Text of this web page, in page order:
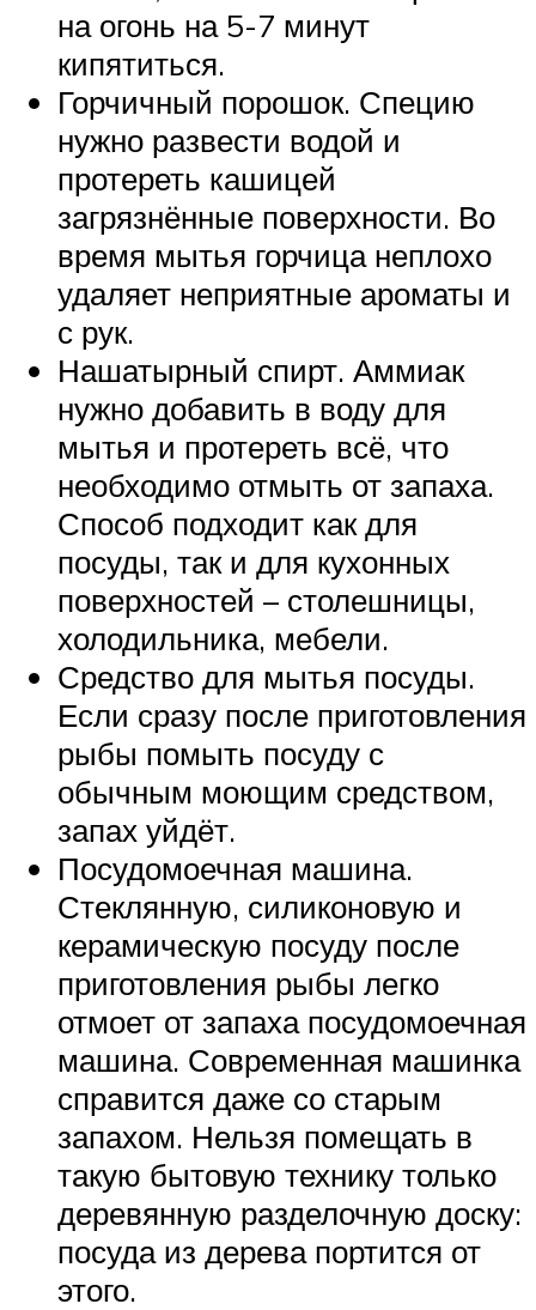
на огонь на 5-7 минут
кипятиться.
Горчичный порошок. Специю
нужно развести водой и
протереть кашицей
загрязнённые поверхности. Во
время мытья горчица неплохо
удаляет неприятные ароматы и
с рук.
Нашатырный спирт. Аммиак
нужно добавить в воду для
мытья и протереть всё, что
необходимо отмыть от запаха.
Способ подходит как для
посуды, так и для кухонных
поверхностей – столешницы,
холодильника, мебели.
Средство для мытья посуды.
Если сразу после приготовления
рыбы помыть посуду с
обычным моющим средством,
запах уйдёт.
Посудомоечная машина.
Стеклянную, силиконовую и
керамическую посуду после
приготовления рыбы легко
отмоет от запаха посудомоечная
машина. Современная машинка
справится даже со старым
запахом. Нельзя помещать в
такую бытовую технику только
деревянную разделочную доску:
посуда из дерева портится от
этого.